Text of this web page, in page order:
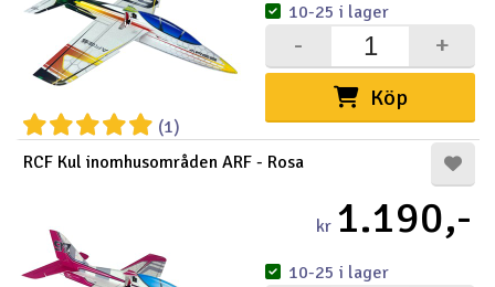
(1)
Köp
+
-
10-25 i lager
RCF Kul inomhusområden ARF - Rosa
kr 1.190,-
10-25 i lager